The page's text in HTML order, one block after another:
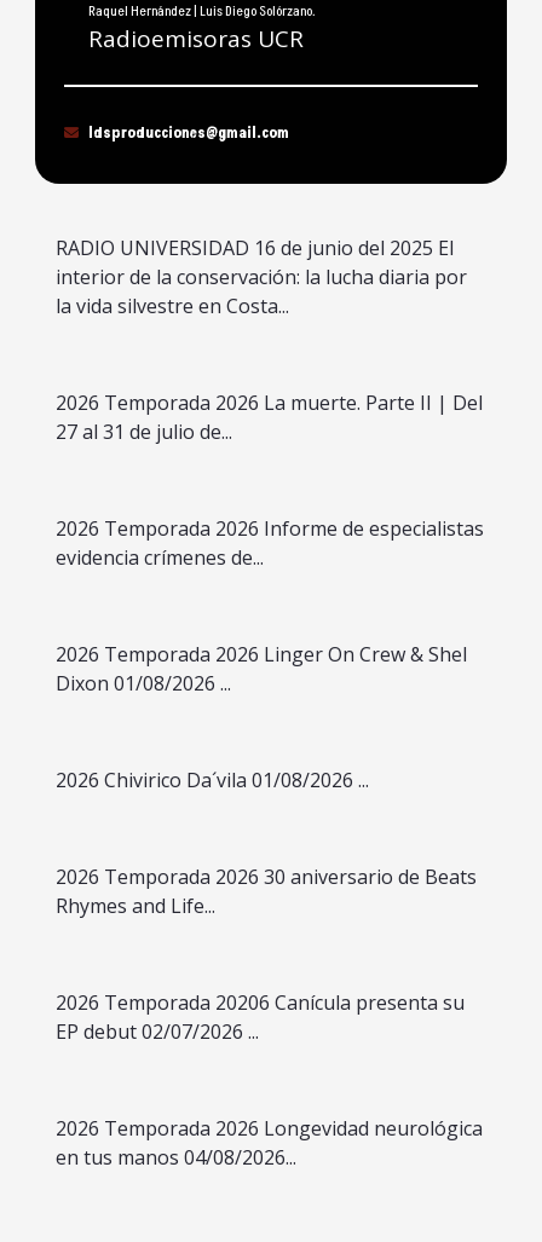
Raquel Hernández | Luis Diego Solórzano.
Radioemisoras UCR
ldsproducciones@gmail.com
RADIO UNIVERSIDAD 16 de junio del 2025 El
interior de la conservación: la lucha diaria por
la vida silvestre en Costa...
2026 Temporada 2026 La muerte. Parte II | Del
27 al 31 de julio de...
2026 Temporada 2026 Informe de especialistas
evidencia crímenes de...
2026 Temporada 2026 Linger On Crew & Shel
Dixon 01/08/2026 ...
2026 Chivirico Da´vila 01/08/2026 ...
2026 Temporada 2026 30 aniversario de Beats
Rhymes and Life...
2026 Temporada 20206 Canícula presenta su
EP debut 02/07/2026 ...
2026 Temporada 2026 Longevidad neurológica
en tus manos 04/08/2026...